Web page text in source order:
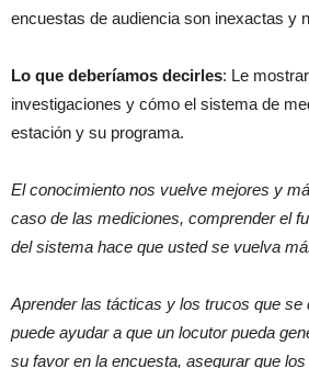
encuestas de audiencia son inexactas y
Lo que deberíamos decirles: Le
investigaciones y cómo el sistema de
estación y su programa.
El conocimiento nos vuelve mejores y
caso de las mediciones, comprender el
del sistema hace que usted se vuelva
Aprender las tácticas y los trucos que se
puede ayudar a que un locutor pueda
su favor en la encuesta, asegurar que